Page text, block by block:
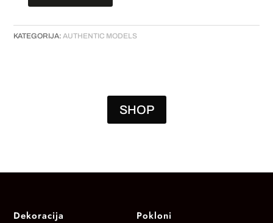
"The
Voice
KATEGORIJA:AUTHENTIC MODELS
SHOP
Dekoracija Pokloni